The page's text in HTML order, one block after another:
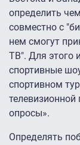
определить
совместно с
нем смогут
ТВ". Для этого
спортивные
спортивном
опросы».
Определять